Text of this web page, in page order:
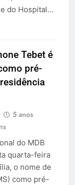
do Hospital…
Tebet é
pré-
5 anos
do MDB
quarta-feira
o nome de
como pré-